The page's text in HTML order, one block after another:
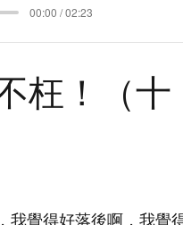
枉！（十
00:00 / 02:23